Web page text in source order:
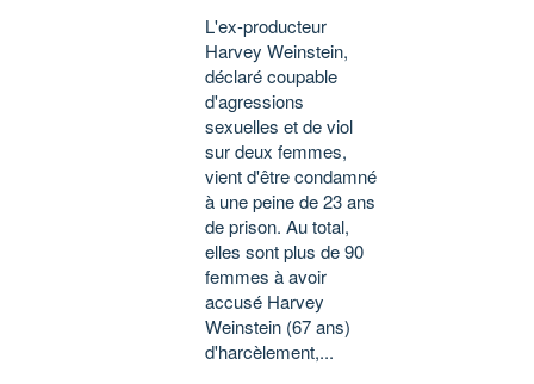
L'ex-producteur
Harvey Weinstein,
déclaré coupable
d'agressions
sexuelles et de viol
sur deux femmes,
vient d'être condamné
à une peine de 23 ans
de prison. Au total,
elles sont plus de 90
femmes à avoir
accusé Harvey
Weinstein (67 ans)
d'harcèlement,...